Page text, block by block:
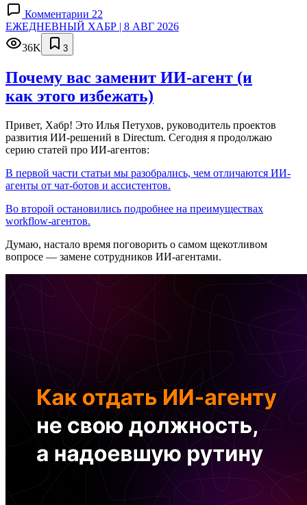
Комментарии 22
ЕЖЕДНЕВНЫЙ ХАБР | 8 АВГ 2026
36K
3
Почему вас заменит ИИ‑агент (и
как этого избежать)
Привет, Хабр! Это Илья Петухов, руководитель проектов
развития ИИ-решений в Directum. Сегодня я продолжаю
серию статей про ИИ-агентов:
В первой части статьи мы разобрались, чем отличаются ИИ-
агенты от чат-ботов и ассистентов.
Во второй остановились подробнее на преимуществах
workflow-агентов.
Думаю, настало время поговорить о самом щекотливом
вопросе — замене сотрудников ИИ-агентами.